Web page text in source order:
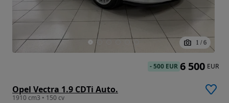
1 / 6
Opel Vectra 1.9 CDTi Auto.
1910 cm3 • 150 cv
-500 EUR 6 500 EUR